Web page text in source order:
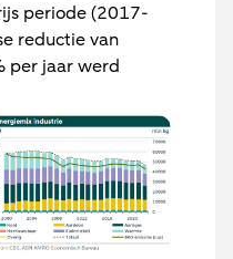
periode (2017-
reductie van
per jaar werd